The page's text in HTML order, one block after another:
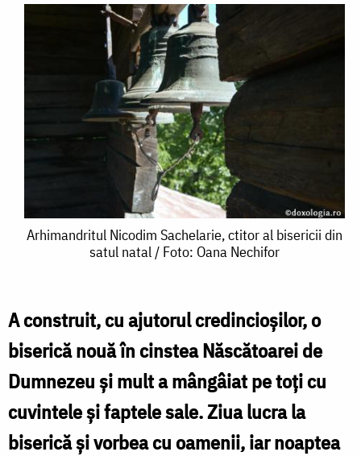
Arhimandritul
ctitor
al
bisericii
din
satul
Arhimandritul Nicodim Sachelarie, ctitor al bisericii din
satul natal / Foto: Oana Nechifor
A construit, cu ajutorul credincioşilor, o
biserică nouă în cinstea Născătoarei de
Dumnezeu şi mult a mângâiat pe toţi cu
cuvintele şi faptele sale. Ziua lucra la
biserică şi vorbea cu oamenii, iar noaptea